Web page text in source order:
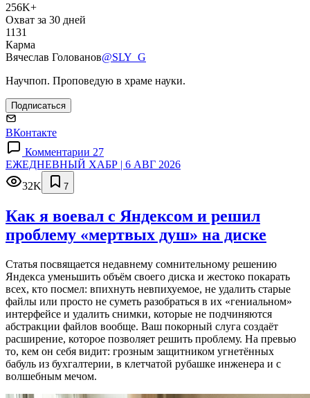
256K+
Охват за 30 дней
1131
Карма
Вячеслав Голованов@SLY_G
Научпоп. Проповедую в храме науки.
Подписаться
ВКонтакте
Комментарии 27
ЕЖЕДНЕВНЫЙ ХАБР | 6 АВГ 2026
32K
7
Как я воевал с Яндексом и решил
проблему «мертвых душ» на диске
Статья посвящается недавнему сомнительному решению
Яндекса уменьшить объём своего диска и жестоко покарать
всех, кто посмел: впихнуть невпихуемое, не удалить старые
файлы или просто не суметь разобраться в их «гениальном»
интерфейсе и удалить снимки, которые не подчиняются
абстракции файлов вообще. Ваш покорный слуга создаёт
расширение, которое позволяет решить проблему. На превью
то, кем он себя видит: грозным защитником угнетённых
бабуль из бухгалтерии, в клетчатой рубашке инженера и с
волшебным мечом.